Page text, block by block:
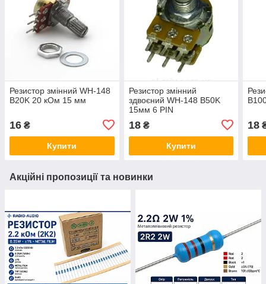
Резистор змінний WH-148
B20K 20 кОм 15 мм
16 ₴
Купити
Резистор змінний
здвоєний WH-148 B50K
15мм 6 PIN
18₴
Купити
18
Акційні пропозиції та новинки